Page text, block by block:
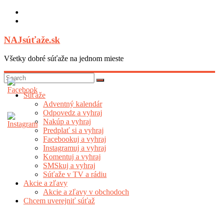
Skip
NAJsúťaže.sk
Všetky dobré súťaže na jednom mieste
Súťaže
Adventný kalendár
Odpovedz a vyhraj
Nakúp a vyhraj
Predplať si a vyhraj
Facebookuj a vyhraj
Instagramuj a vyhraj
Komentuj a vyhraj
SMSkuj a vyhraj
Súťaže v TV a rádiu
Akcie a zľavy
Akcie a zľavy v obchodoch
Chcem uverejniť súťaž